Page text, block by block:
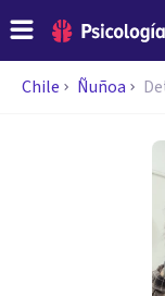
Chile Ñuñoa